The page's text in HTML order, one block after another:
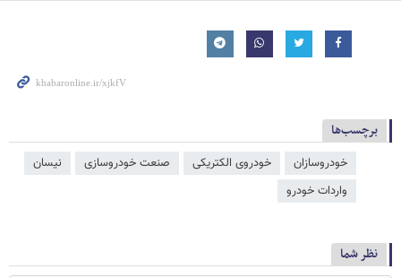
برچسب‌ها
خودروسازان خودروی الکتریکی صنعت خودروسازی
نیسان
واردات خودرو
نظر شما